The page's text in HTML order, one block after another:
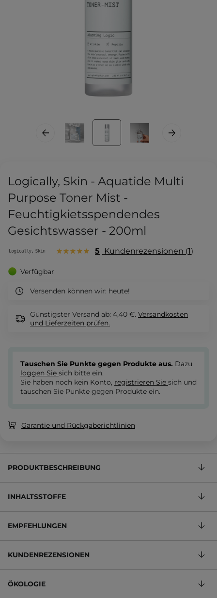
Logically, Skin - Aquatide Multi
Purpose Toner Mist -
Feuchtigkietsspendendes
Gesichtswasser - 200ml
5 Kundenrezensionen 1
Verfügbar
Versenden können wir: heute!
Günstigster Versand ab: 4,40 €. Versandkosten
und Lieferzeiten prüfen.
Tauschen Sie Punkte gegen Produkte aus. Dazu
loggen Sie sich bitte ein.
Sie haben noch kein Konto, registrieren Sie sich und
tauschen Sie Punkte gegen Produkte ein.
Garantie und Rückgaberichtlinien
PRODUKTBESCHREIBUNG
INHALTSSTOFFE
EMPFEHLUNGEN
KUNDENREZENSIONEN
ÖKOLOGIE